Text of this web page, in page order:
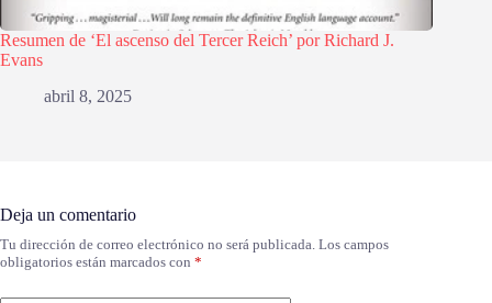
Resumen de ‘El ascenso del Tercer Reich’ por Richard J.
Evans
abril 8, 2025
Deja un comentario
Tu dirección de correo electrónico no será publicada. Los campos
obligatorios están marcados con *